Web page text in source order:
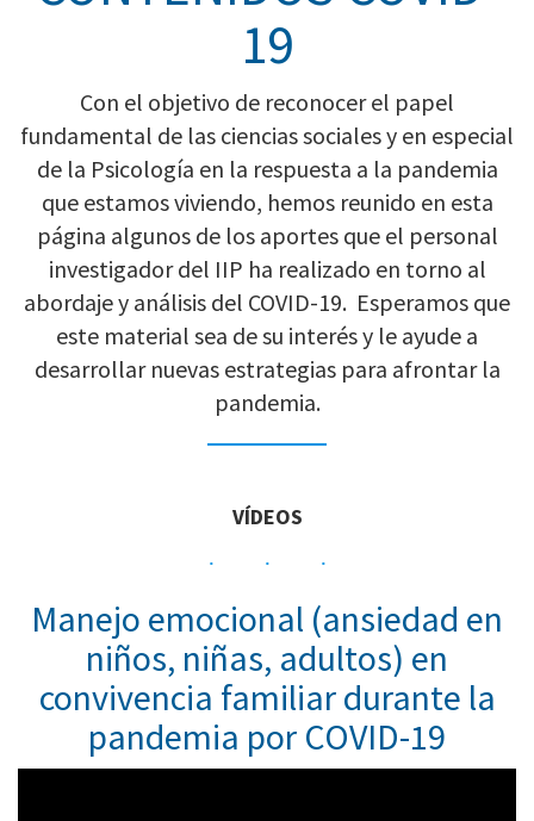
19
Con el objetivo de reconocer el papel
fundamental de las ciencias sociales y en especial
de la Psicología en la respuesta a la pandemia
que estamos viviendo, hemos reunido en esta
página algunos de los aportes que el personal
investigador del IIP ha realizado en torno al
abordaje y análisis del COVID-19. Esperamos que
este material sea de su interés y le ayude a
desarrollar nuevas estrategias para afrontar la
pandemia.
VÍDEOS
Manejo emocional (ansiedad en
niños, niñas, adultos) en
convivencia familiar durante la
pandemia por COVID-19